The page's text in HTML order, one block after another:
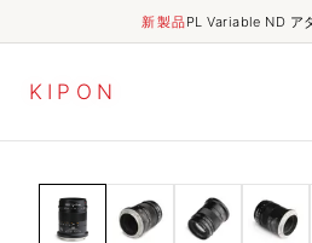
新製品PL Variable ND ア
K I P O N
HOME SHOP